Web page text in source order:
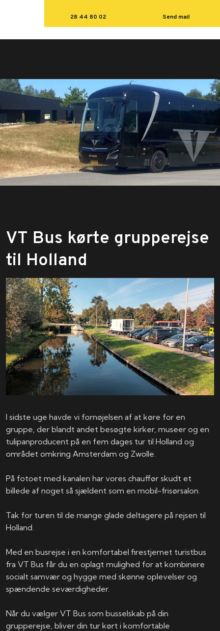
28 44 80 02 Send mail
VT Bus kørte grupperejse
til Holland
I sidste uge havde vi fornøjelsen af at køre for en
gruppe, der blandt andet besøgte kirker, museer og en
tulipanproducent på en fem dages tur til Holland og
området omkring Amsterdam og Zwolle.
På fotoet med kanalen har vores chauffør skudt et
billede af noget så sjældent som en mobil-frisørsalon.
Tak for turen til de mange glade deltagere på rejsen til
Holland.
Med en busrejse i en komfortabel firestjernet turistbus
fra VT Bus får du en oplagt mulighed for at kombinere
socialt samvær og hygge med skønne oplevelser og
spændende seværdigheder.
Når du vælger VT Bus som busselskab på din
grupperejse, bliver din tur kørt i komfortable